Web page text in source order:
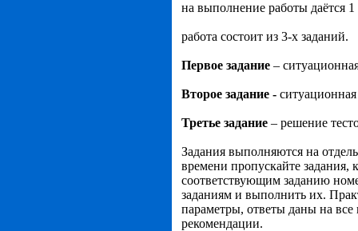
на выполнение работы даётся 1
работа состоит из 3-х заданий.
Первое задание –
Второе задание - ситуационная
Третье задание – решение
Задания выполняются на
времени пропускайте задания,
соответствующим заданию
заданиям и выполнить их.
параметры, ответы даны на
рекомендации.